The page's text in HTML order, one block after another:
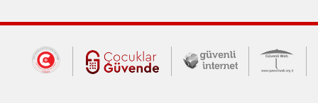
Dış Bağlantılar
Cumhurbaşkanlığı İletişim Merkezi
Çocuklar Güvende (yeni
Güvenli